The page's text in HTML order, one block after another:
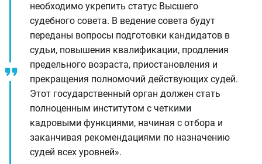
необходимо укрепить статус Высшего
судебного совета. В ведение совета будут
переданы вопросы подготовки кандидатов в
судьи, повышения квалификации, продления
предельного возраста, приостановления и
прекращения полномочий действующих судей.
Этот государственный орган должен стать
полноценным институтом с четкими
кадровыми функциями, начиная с отбора и
заканчивая рекомендациями по назначению
судей всех уровней».